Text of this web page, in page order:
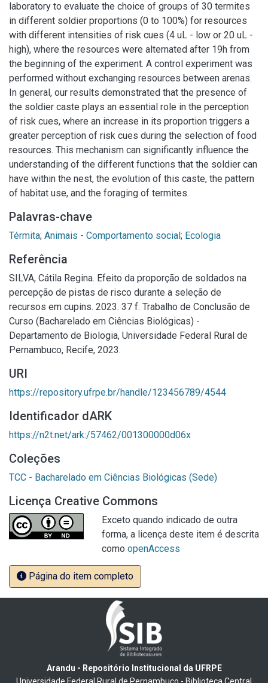
laboratory to evaluate the choice of groups of 30 termites
in different soldier proportions (0 to 100%) for resources
with different intensities of risk cues (4 uL - low or 20 uL -
high), where the resources were alternated after 19h from
the beginning of the experiment. A control experiment was
performed without exchanging resources between arenas.
In general, our results demonstrated that the presence of
the soldier caste plays an essential role in the perception
of risk cues, where an increase in its proportion triggers a
greater perception of risk cues during the selection of food
resources. This mechanism can significantly influence the
understanding of the different functions that the soldier can
have within the nest, the evolution of this caste, the pattern
of habitat use, and the foraging of termites.
Palavras-chave
Térmita; Animais - Comportamento social; Ecologia
Referência
SILVA, Cátila Regina. Efeito da proporção de soldados na
percepção de pistas de risco durante a seleção de
recursos em cupins. 2023. 37 f. Trabalho de Conclusão de
Curso (Bacharelado em Ciências Biológicas) -
Departamento de Biologia, Universidade Federal Rural de
Pernambuco, Recife, 2023.
URI
https://repository.ufrpe.br/handle/123456789/4544
Identificador dARK
https://n2t.net/ark:/57462/001300000d06x
Coleções
TCC - Bacharelado em Ciências Biológicas (Sede)
Licença Creative Commons
Exceto quando indicado de outra
forma, a licença deste item é descrita
como openAccess
Página do item completo
Arandu - Repositório Institucional da UFRPE
Universidade Federal Rural de Pernambuco - Biblioteca Central